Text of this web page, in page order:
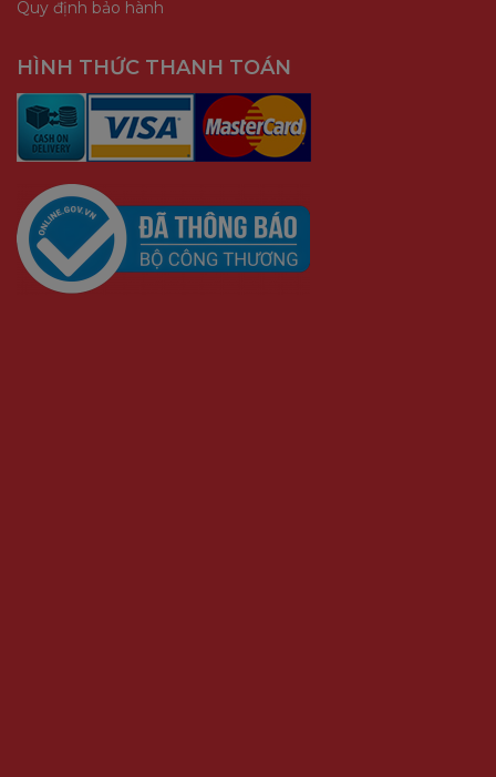
Quy định bảo hành
HÌNH THỨC THANH TOÁN